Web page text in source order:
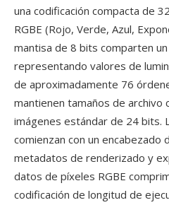
una codificación compacta de
RGBE (Rojo, Verde, Azul,
mantisa de 8 bits comparten
representando valores de
de aproximadamente 76
mantienen tamaños de archivo
imágenes estándar de 24 bits.
comienzan con un
metadatos de renderizado y
datos de píxeles RGBE
codificación de longitud de